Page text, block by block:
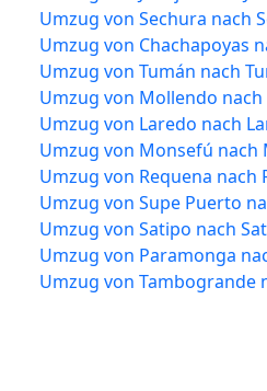
Umzug von Sechura nach
Umzug von Chachapoyas
Umzug von Tumán nach
Umzug von Mollendo
Umzug von Laredo nach
Umzug von Monsefú nach
Umzug von Requena nach
Umzug von Supe Puerto
Umzug von Satipo nach
Umzug von Paramonga
Umzug von Tambogrande